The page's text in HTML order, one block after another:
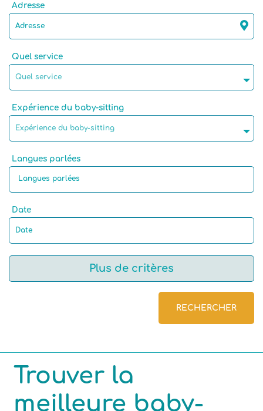
Adresse
Quel service
Quel service
Expérience du baby-sitting
Expérience du baby-sitting
Langues parlées
Date
Plus de critères
Compétences
RECHERCHER
Trouver la
meilleure baby-